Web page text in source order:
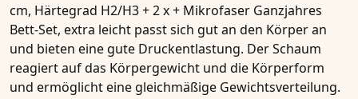
cm, Härtegrad H2/H3 + 2 x + Mikrofaser Ganzjahres
Bett-Set, extra leicht passt sich gut an den Körper an
und bieten eine gute Druckentlastung. Der Schaum
reagiert auf das Körpergewicht und die Körperform
und ermöglicht eine gleichmäßige Gewichtsverteilung.